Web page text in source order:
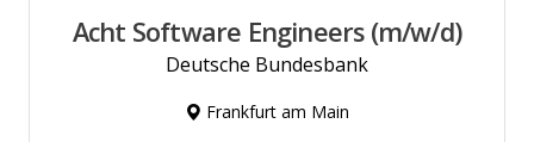
Acht Software Engineers (m/w/d)
Deutsche Bundesbank
Frankfurt am Main